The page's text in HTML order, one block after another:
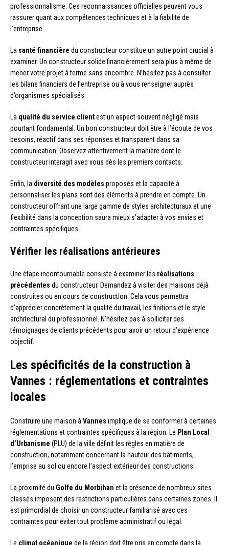
professionnalisme. Ces reconnaissances officielles peuvent vous
rassurer quant aux compétences techniques et à la fiabilité de
l’entreprise.
La santé financière du constructeur constitue un autre point crucial à
examiner. Un constructeur solide financièrement sera plus à même de
mener votre projet à terme sans encombre. N’hésitez pas à consulter
les bilans financiers de l’entreprise ou à vous renseigner auprès
d’organismes spécialisés.
La qualité du service clientest un aspect souvent négligé mais
pourtant fondamental. Un bon constructeur doit être à l’écoute de vos
besoins, réactif dans ses réponses et transparent dans sa
communication. Observez attentivement la manière dont le
constructeur interagit avec vous dès les premiers contacts.
Enfin, la diversité des modèles proposés et la capacité à
personnaliser les plans sont des éléments à prendre en compte. Un
constructeur offrant une large gamme de styles architecturaux et une
flexibilité dans la conception saura mieux s’adapter à vos envies et
contraintes spécifiques.
Vérifier les réalisations antérieures
Une étape incontournable consiste à examiner les réalisations
précédentes du constructeur. Demandez à visiter des maisons déjà
construites ou en cours de construction. Cela vous permettra
d’apprécier concrètement la qualité du travail, les finitions et le style
architectural du professionnel. N’hésitez pas à solliciter des
témoignages de clients précédents pour avoir un retour d’expérience
objectif.
Les spécificités de la construction à
Vannes : réglementations et contraintes
locales
Construire une maison à Vannes implique de se conformer à certaines
réglementations et contraintes spécifiques à la région. Le Plan Local
d’Urbanisme (PLU) de la ville définit les règles en matière de
construction, notamment concernant la hauteur des bâtiments,
l’emprise au sol ou encore l’aspect extérieur des constructions.
La proximité du Golfe du Morbihan et la présence de nombreux sites
classés imposent des restrictions particulières dans certaines zones. Il
est primordial de choisir un constructeur familiarisé avec ces
contraintes pour éviter tout problème administratif ou légal.
Le climat océanique de la région doit être pris en compte dans la